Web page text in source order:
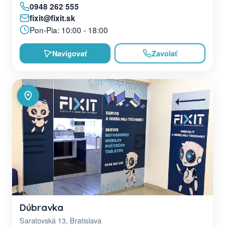
0948 262 555
fixit@fixit.sk
Pon-Pia: 10:00 - 18:00
Navigovať Zavolať
Dúbravka
Saratovská 13, Bratislava